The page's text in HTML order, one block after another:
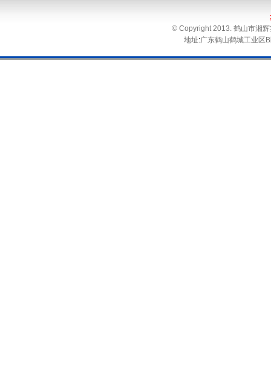
© Copyright 2013. 鹤山市湘
地址:广东鹤山鹤城工业区